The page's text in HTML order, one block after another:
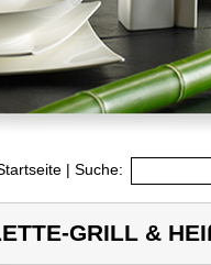
| Suche:
GRILL &